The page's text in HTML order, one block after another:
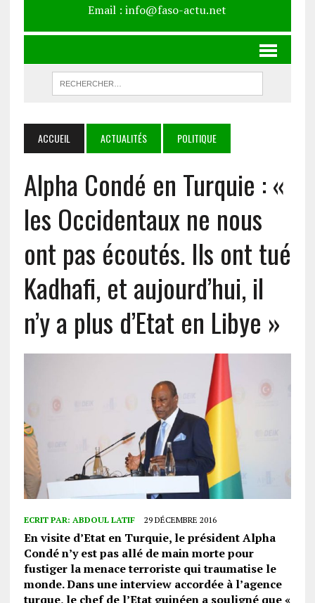
Email : info@faso-actu.net
ACCUEIL ACTUALITÉS POLITIQUE
Alpha Condé en Turquie : «
les Occidentaux ne nous
ont pas écoutés. Ils ont tué
Kadhafi, et aujourd’hui, il
n’y a plus d’Etat en Libye »
ECRIT PAR: ABDOUL LATIF 29 DÉCEMBRE 2016
En visite d’Etat en Turquie, le président Alpha
Condé n’y est pas allé de main morte pour
fustiger la menace terroriste qui traumatise le
monde. Dans une interview accordée à l’agence
turque, le chef de l’Etat guinéen a souligné que «